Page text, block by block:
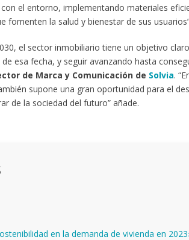
el entorno, implementando materiales
fomenten la salud y bienestar de sus
el sector inmobiliario tiene un objetivo
esa fecha, y seguir avanzando hasta
de Marca y Comunicación de Solvia.
supone una gran oportunidad para el
de la sociedad del futuro” añade.
en la demanda de vivienda en